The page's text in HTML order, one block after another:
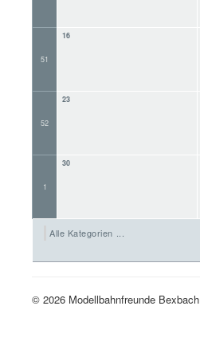
51
16
52
23
1
30
Alle Kategorien ...
© 2026 Modellbahnfreunde Bexbach